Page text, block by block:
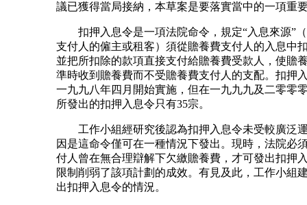
議已獲得當局接納，本草案是要落實當中的一項重
扣押入息令是一項法院命令，規定“入息來源”
支付人的僱主或租客）須從贍養費支付人的入息中
並把所扣除的款項直接支付給贍養費受款人，使贍
準時收到贍養費而不受贍養費支付人的支配。扣押
一九九八年四月開始實施，但在一九九九及二零零
所發出的扣押入息令只有35宗。
工作小組經研究後認為扣押入息令未受較廣泛
因是這命令僅可在一種情況下發出。現時，法院必
付人曾在無合理辯解下欠繳贍養費，才可發出扣押
限制削弱了該項計劃的成效。有見及此，工作小組
出扣押入息令的情況。